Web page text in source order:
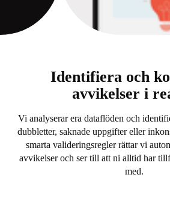
Identifiera och
avvikelser i
Vi analyserar era dataflöden och
dubbletter, saknade uppgifter eller
smarta valideringsregler rättar vi
avvikelser och ser till att ni alltid har
med.